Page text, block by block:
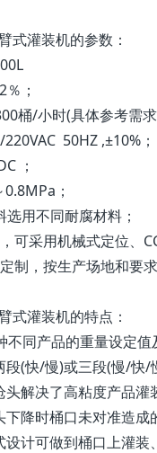
式灌装机的参数：
；
桶/小时(具体参考需求
50HZ ,±10%；
；
；
用不同耐腐材料；
可采用机械式定位、
制，按生产场地和要
式灌装机的特点：
同产品的重量设定值
(快/慢)或三段(慢/快/
解决了高粘度产品灌
降时桶口未对准造成
计可做到桶口上灌